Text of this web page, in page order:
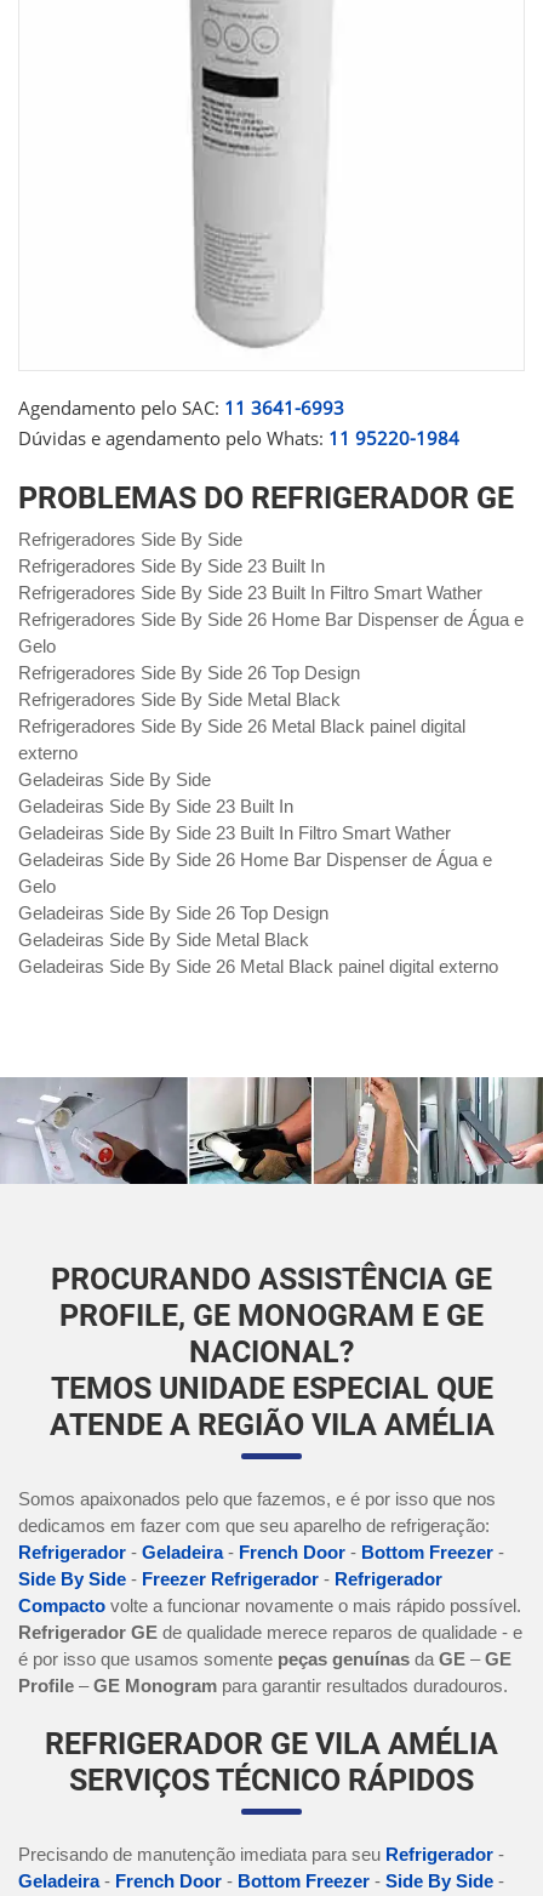
Agendamento pelo SAC: 11 3641-6993
Dúvidas e agendamento pelo Whats: 11 95220-1984
PROBLEMAS DO REFRIGERADOR GE
Refrigeradores Side By Side
Refrigeradores Side By Side 23 Built In
Refrigeradores Side By Side 23 Built In Filtro Smart Wather
Refrigeradores Side By Side 26 Home Bar Dispenser de Água e
Gelo
Refrigeradores Side By Side 26 Top Design
Refrigeradores Side By Side Metal Black
Refrigeradores Side By Side 26 Metal Black painel digital
externo
Geladeiras Side By Side
Geladeiras Side By Side 23 Built In
Geladeiras Side By Side 23 Built In Filtro Smart Wather
Geladeiras Side By Side 26 Home Bar Dispenser de Água e
Gelo
Geladeiras Side By Side 26 Top Design
Geladeiras Side By Side Metal Black
Geladeiras Side By Side 26 Metal Black painel digital externo
PROCURANDO ASSISTÊNCIA GE
PROFILE, GE MONOGRAM E GE
NACIONAL?
TEMOS UNIDADE ESPECIAL QUE
ATENDE A REGIÃO VILA AMÉLIA
Somos apaixonados pelo que fazemos, e é por isso que nos
dedicamos em fazer com que seu aparelho de refrigeração:
Refrigerador - Geladeira- French Door - Bottom Freezer -
Side By Side - Freezer Refrigerador - Refrigerador
Compacto volte a funcionar novamente o mais rápido possível.
Refrigerador GE de qualidade merece reparos de qualidade - e
é por isso que usamos somente peças genuínas da GE –GE
Profile –GE Monogram para garantir resultados duradouros.
REFRIGERADOR GE VILA AMÉLIA
SERVIÇOS TÉCNICO RÁPIDOS
Precisando de manutenção imediata para seu Refrigerador -
Geladeira- French Door - Bottom Freezer - Side By Side -